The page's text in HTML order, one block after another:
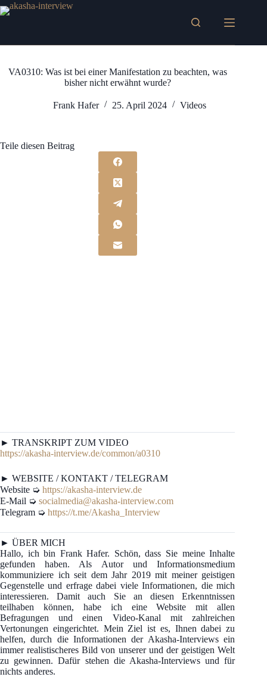
Zum
Inhalt
VA0310: Was ist bei einer Manifestation zu beachten, was
bisher nicht erwähnt wurde?
Frank Hafer 25. April 2024 Videos
Teile diesen Beitrag
► TRANSKRIPT ZUM VIDEO
https://akasha-interview.de/common/a0310
► WEBSITE / KONTAKT / TELEGRAM
Website ➭ https://akasha-interview.de
E-Mail ➭ socialmedia@akasha-interview.com
Telegram ➭ https://t.me/Akasha_Interview
► ÜBER MICH
Hallo, ich bin Frank Hafer. Schön, dass Sie meine Inhalte
gefunden haben. Als Autor und Informationsmedium
kommuniziere ich seit dem Jahr 2019 mit meiner geistigen
Gegenstelle und erfrage dabei viele Informationen, die mich
interessieren. Damit auch Sie an diesen Erkenntnissen
teilhaben können, habe ich eine Website mit allen
Befragungen und einen Video-Kanal mit zahlreichen
Vertonungen eingerichtet. Mein Ziel ist es, Ihnen dabei zu
helfen, durch die Informationen der Akasha-Interviews ein
immer realistischeres Bild von unserer und der geistigen Welt
zu gewinnen. Dafür stehen die Akasha-Interviews und für
nichts anderes.